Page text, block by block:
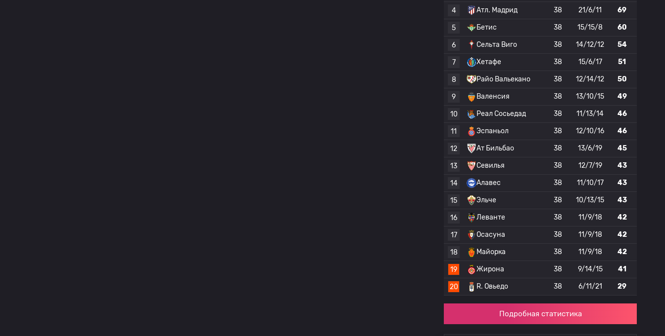
4 Атл. Мадрид 38 21/6/11 69
5 Бетис 38 15/15/8 60
6 Сельта Виго 38 14/12/12 54
7 Хетафе 38 15/6/17 51
8 Райо Вальекано 38 12/14/12 50
9 Валенсия 38 13/10/15 49
10 Реал Сосьедад 38 11/13/14 46
11 Эспаньол 38 12/10/16 46
12 Ат Бильбао 38 13/6/19 45
13 Севилья 38 12/7/19 43
14 Алавес 38 11/10/17 43
15 Эльче 38 10/13/15 43
16 Леванте 38 11/9/18 42
17 Осасуна 38 11/9/18 42
18 Майорка 38 11/9/18 42
19 Жирона 38 9/14/15 41
20 R. Овьедо 38 6/11/21 29
Подробная статистика